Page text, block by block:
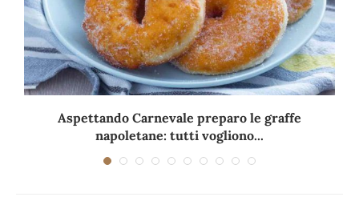
Aspettando Carnevale preparo le graffe
napoletane: tutti vogliono...